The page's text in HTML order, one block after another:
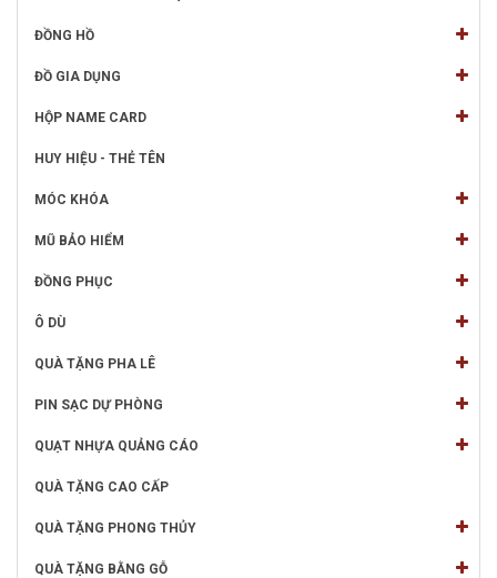
ĐỒNG HỒ
ĐỒ GIA DỤNG
HỘP NAME CARD
HUY HIỆU - THẺ TÊN
MÓC KHÓA
MŨ BẢO HIỂM
ĐỒNG PHỤC
Ô DÙ
QUÀ TẶNG PHA LÊ
PIN SẠC DỰ PHÒNG
QUẠT NHỰA QUẢNG CÁO
QUÀ TẶNG CAO CẤP
QUÀ TẶNG PHONG THỦY
QUÀ TẶNG BẰNG GỖ